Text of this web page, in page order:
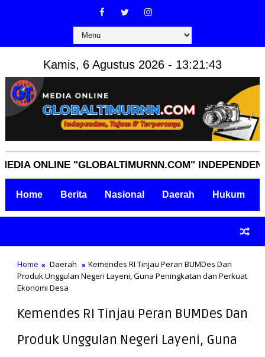
Kamis, 6 Agustus 2026 - 13:21:44
"GLOBALTIMURNN.COM" INDEPENDEN,
Home Berita Nasional Daerah Hukum
Home Daerah
Kemendes RI Tinjau Peran BUMDes Dan
Produk Unggulan Negeri Layeni, Guna Peningkatan dan Perkuat
Ekonomi Desa
Kemendes RI Tinjau Peran BUMDes Dan
Produk Unggulan Negeri Layeni, Guna